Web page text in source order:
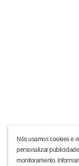
Nós usamos cookies e
personalizar
monitoramento.